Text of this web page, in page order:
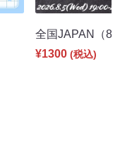
全国JAPAN（
¥1300 (税込)